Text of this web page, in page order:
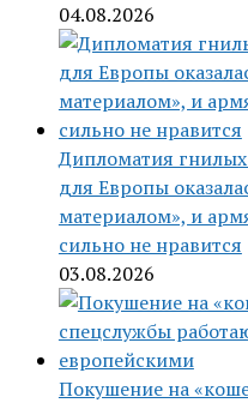
04.08.2026
Дипломатия
для Европы
материалом», и
сильно не нравится
03.08.2026
Покушение на